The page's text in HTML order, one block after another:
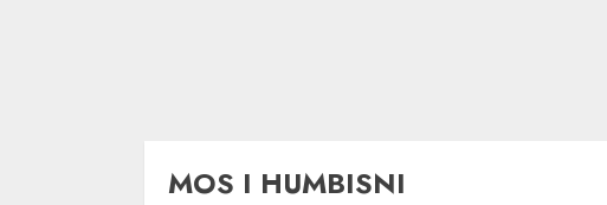
MOS I HUMBISNI